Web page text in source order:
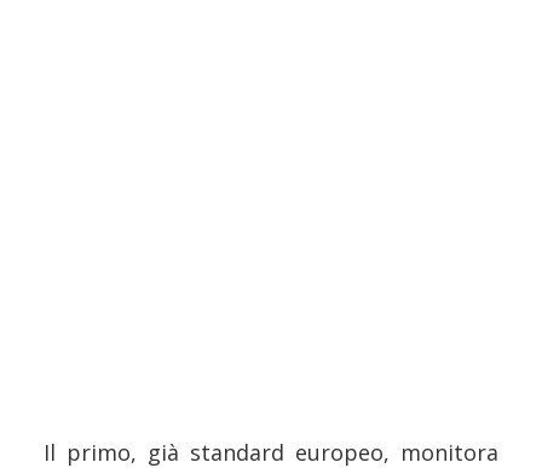
Il primo, già standard europeo, monitora